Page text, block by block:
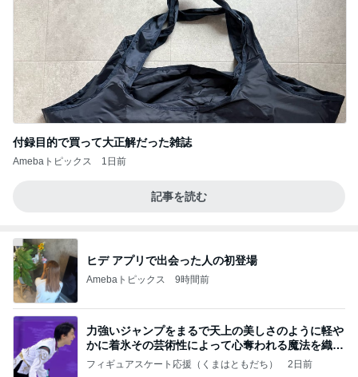
付録目的で買って大正解だった雑誌
Amebaトピックス 1日前
記事を読む
ヒデ アプリで出会った人の初登場
Amebaトピックス 9時間前
力強いジャンプをまるで天上の美しさのように軽や
かに着氷その芸術性によって心奪われる魔法を織り
なす
フィギュアスケート応援（くまはともだち） 2日前